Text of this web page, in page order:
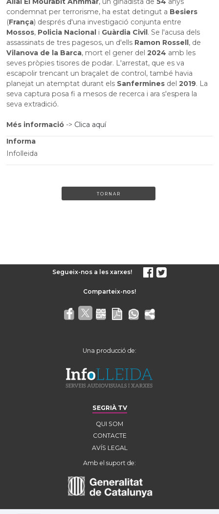
condemnat per terrorisme, ha estat detingut a Besiers
(França) després d'una investigació conjunta entre
Mossos, Policia Nacional i Guàrdia Civil. Se l'acusa dels
assassinats de tres pagesos, un d'ells Ramon Rossell, de
Vilanova de la Barca, mort el gener del2024 amb les
seves pròpies tisores de podar. L'arrestat, que es va
escapolir trencant un braçalet de control, també havia
planejat un atemptat durant els Sanfermines del2019. La
seva captura posa fi a mesos de recerca i ara s'espera la
seva extradició.
Més informació -> Clica aquí
Informa
Infolleida
TORNAR
Segueix-nos a les xarxes!
Una producció de:
SEGRIÀ TV
QUI SOM
CONTACTE
AVÍS LEGAL
Amb el suport de: